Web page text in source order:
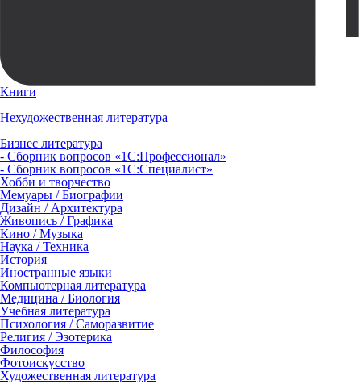
Книги
Нехудожественная литература
Бизнес литература
- Сборник вопросов «1С:Профессионал»
- Сборник вопросов «1С:Специалист»
Хобби и творчество
Мемуары / Биографии
Дизайн / Архитектура
Живопись / Графика
Кино / Музыка
Наука / Техника
История
Иностранные языки
Компьютерная литература
Медицина / Биология
Учебная литература
Психология / Саморазвитие
Религия / Эзотерика
Философия
Фотоискусство
Художественная литература